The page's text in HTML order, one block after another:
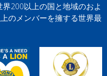
200以上の国と地域のおよ
のメンバーを擁する世界最